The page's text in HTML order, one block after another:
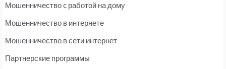
Мошенничество c работой на дому
Мошенничество в интернете
Мошенничество в сети интернет
Партнерские программы